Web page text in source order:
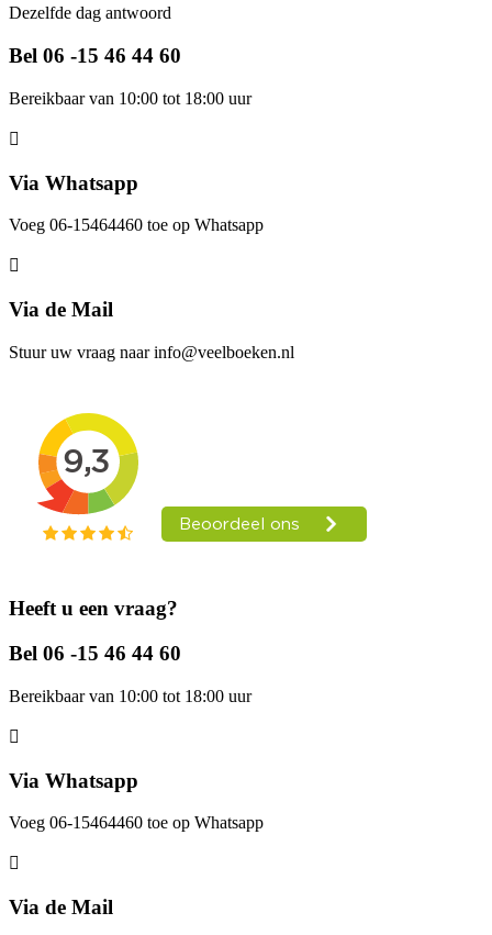
Dezelfde dag antwoord
Bel 06 -15 46 44 60
Bereikbaar van 10:00 tot 18:00 uur
Via Whatsapp
Voeg 06-15464460 toe op Whatsapp
Via de Mail
Stuur uw vraag naar info@veelboeken.nl
Heeft u een vraag?
Bel 06 -15 46 44 60
Bereikbaar van 10:00 tot 18:00 uur
Via Whatsapp
Voeg 06-15464460 toe op Whatsapp
Via de Mail